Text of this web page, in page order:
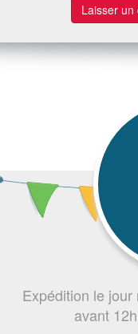
Laisser
Expédition le
avant